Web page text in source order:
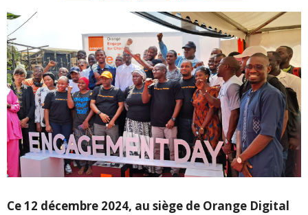
Ce 12 décembre 2024, au siège de Orange Digital